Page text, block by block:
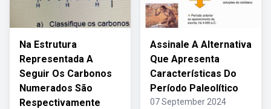
Na Estrutura
Representada A
Seguir Os Carbonos
Numerados São
Respectivamente
Assinale A Alternativa
Que Apresenta
Características Do
Período Paleolítico
07 September 2024